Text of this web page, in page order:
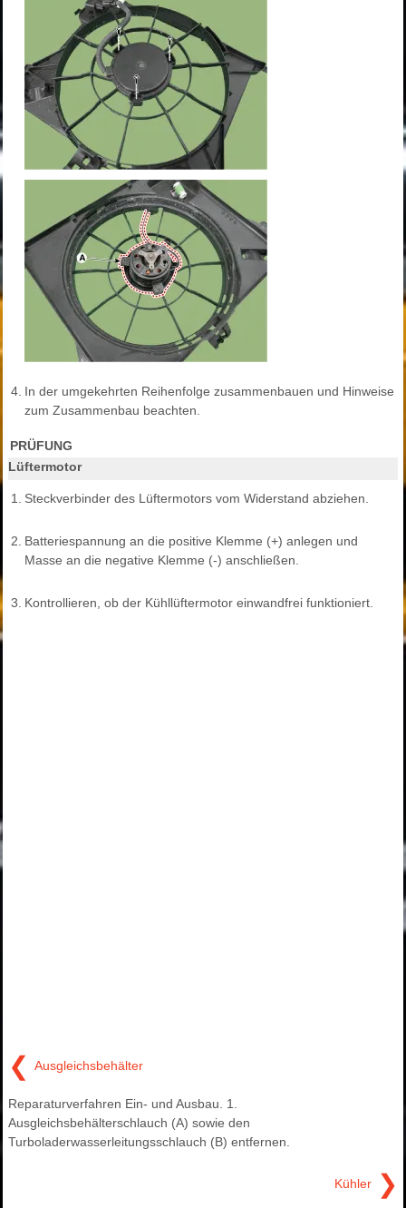
4. In der umgekehrten Reihenfolge zusammenbauen und Hinweise
zum Zusammenbau beachten.
PRÜFUNG
Lüftermotor
1. Steckverbinder des Lüftermotors vom Widerstand abziehen.
2. Batteriespannung an die positive Klemme (+) anlegen und
Masse an die negative Klemme (-) anschließen.
3. Kontrollieren, ob der Kühllüftermotor einwandfrei funktioniert.
❮ Ausgleichsbehälter
Reparaturverfahren Ein- und Ausbau. 1.
Ausgleichsbehälterschlauch (A) sowie den
Turboladerwasserleitungsschlauch (B) entfernen.
Kühler ❯